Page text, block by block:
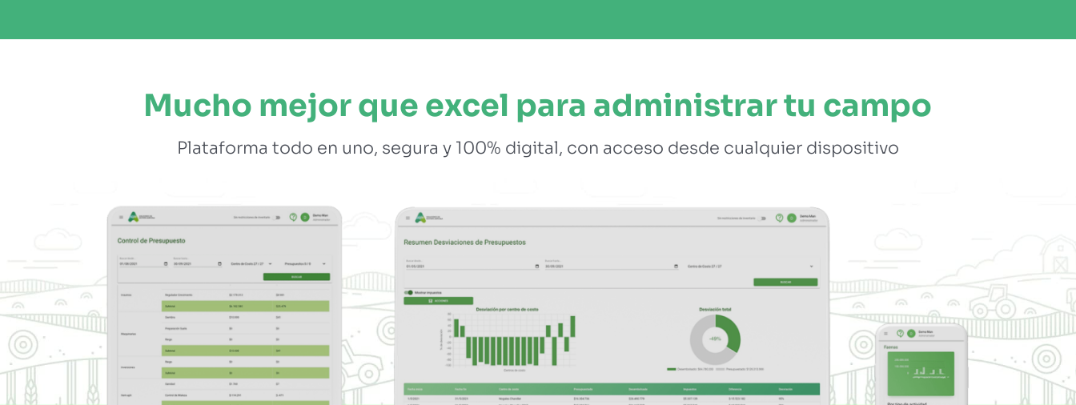
Mucho mejor que excel para administrar tu campo
Plataforma todo en uno, segura y 100% digital, con acceso desde cualquier dispositivo